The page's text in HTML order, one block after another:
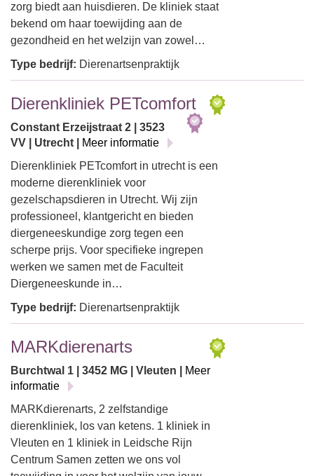
zorg biedt aan huisdieren. De kliniek staat
bekend om haar toewijding aan de
gezondheid en het welzijn van zowel…
Type bedrijf: Dierenartsenpraktijk
Dierenkliniek PETcomfort
Constant Erzeijstraat 2 | 3523
VV | Utrecht |
Meer informatie
Dierenkliniek PETcomfort in utrecht is een
moderne dierenkliniek voor
gezelschapsdieren in Utrecht. Wij zijn
professioneel, klantgericht en bieden
diergeneeskundige zorg tegen een
scherpe prijs. Voor specifieke ingrepen
werken we samen met de Faculteit
Diergeneeskunde in…
Type bedrijf: Dierenartsenpraktijk
MARKdierenarts
Burchtwal 1 | 3452 MG | Vleuten |
Meer
informatie
MARKdierenarts, 2 zelfstandige
dierenkliniek, los van ketens. 1 kliniek in
Vleuten en 1 kliniek in Leidsche Rijn
Centrum Samen zetten we ons vol